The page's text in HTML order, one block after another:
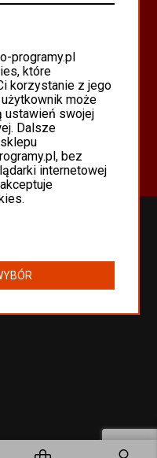
programy.pl
które
korzystanie z jego
może
ustawień swojej
Dalsze
bez
internetowej